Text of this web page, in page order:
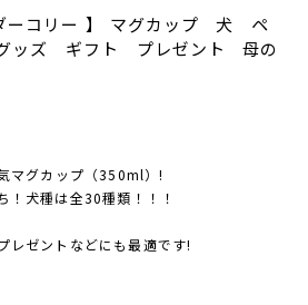
ーコリー 】 マグカップ 犬 ペ
ッズ ギフト プレゼント 母の
マグカップ（350ml）!
！犬種は全30種類！！！
レゼントなどにも最適です!